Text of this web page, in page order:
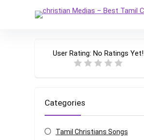
User Rating: No Ratings Yet!
Categories
Tamil Christians Songs